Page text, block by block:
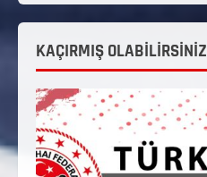
KAÇIRMIŞ OLABİLİRSİNİZ